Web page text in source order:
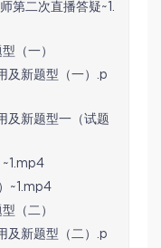
第二次直播答疑~1.
（一）
及新题型（一）.p
及新题型一（试题
~1.mp4
~1.mp4
（二）
及新题型（二）.p